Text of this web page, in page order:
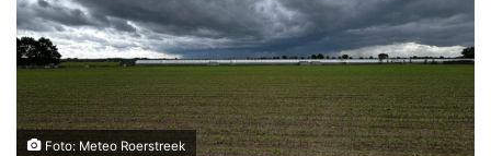
Foto: Meteo Roerstreek